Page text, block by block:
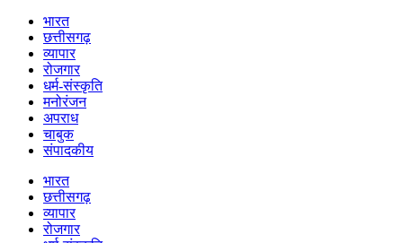
भारत
छत्तीसगढ़
व्यापार
रोजगार
धर्म-संस्कृति
मनोरंजन
अपराध
चाबुक
संपादकीय
भारत
छत्तीसगढ़
व्यापार
रोजगार